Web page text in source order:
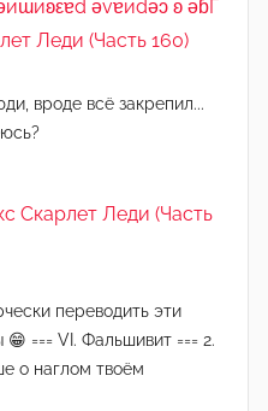
ǝvɐиdǝɔ ʚ ǝɓГ
Леди (Часть 160)
вроде всё закрепил...
Скарлет Леди (Часть
переводить эти
=== VI. Фальшивит === 2.
о наглом твоём